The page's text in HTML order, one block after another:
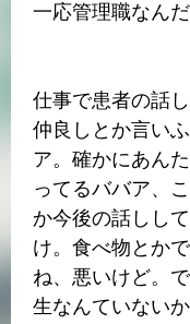
一応管理職なん
仕事で患者の話
仲良しとか言い
ア。確かにあん
ってるババア、
か今後の話しし
け。食べ物とか
ね、悪いけど。
生なんていない